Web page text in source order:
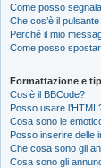
Come posso
Che cos’è il
Perché il mio
Come posso
Formattazione e
Cos’è il BBCode?
Posso usare
Cosa sono le
Posso inserire delle
Che cosa sono gli
Cosa sono gli